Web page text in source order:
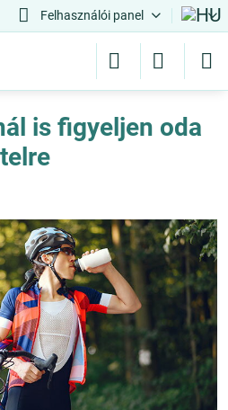
Felhasználói panel
is figyeljen oda